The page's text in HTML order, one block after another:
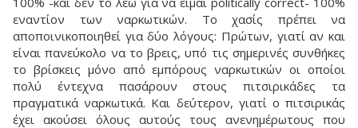
εναντίον των ναρκωτικών. Το χασίς πρέπει να
αποποινικοποιηθεί για δύο λόγους: Πρώτων, γιατί αν και
είναι πανεύκολο να το βρεις, υπό τις σημερινές συνθήκες
το βρίσκεις μόνο από εμπόρους ναρκωτικών οι οποίοι
πολύ έντεχνα πασάρουν στους πιτσιρικάδες τα
πραγματικά ναρκωτικά. Και δεύτερον, γιατί ο πιτσιρικάς
έχει ακούσει όλους αυτούς τους ανενημέρωτους που